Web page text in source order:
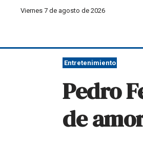
Viernes 7 de agosto de 2026
Entretenimiento
Pedro
de